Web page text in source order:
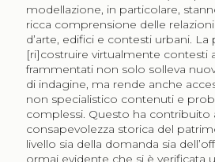
modellazione, in particolare,
ricca comprensione delle
d’arte, edifici e contesti urbani. La
[ri]costruire virtualmente contesti
frammentati non solo solleva
di indagine, ma rende anche
non specialistico contenuti e
complessi. Questo ha contribuito
consapevolezza storica del
livello sia della domanda sia
ormai evidente che si è verificata